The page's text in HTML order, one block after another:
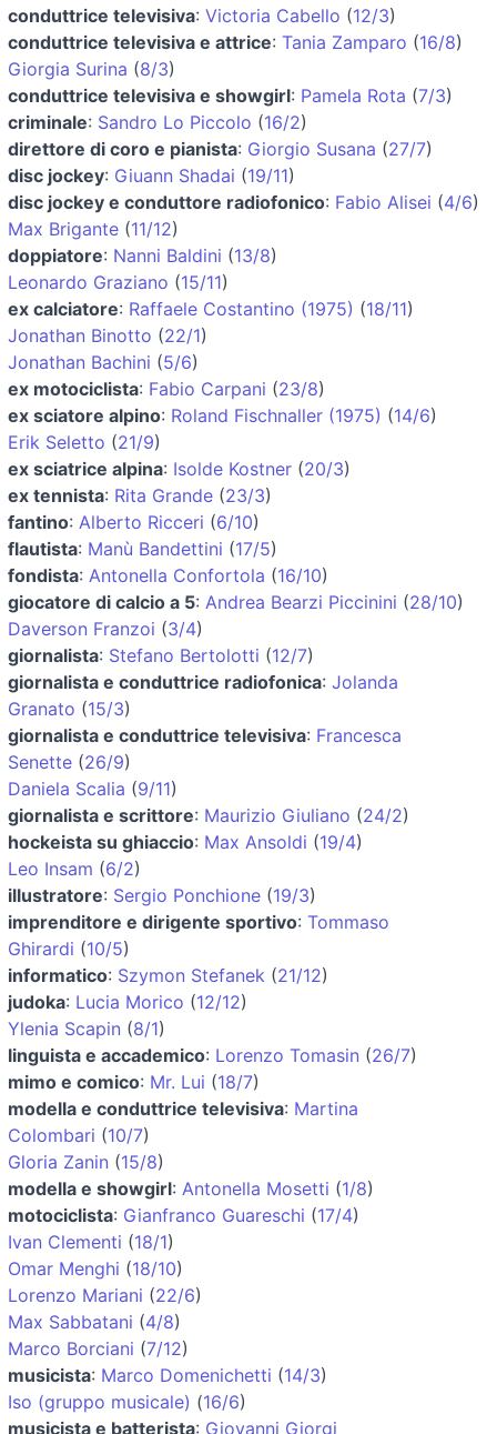
conduttrice televisiva: Victoria Cabello (12/3)
conduttrice televisiva e attrice: Tania Zamparo (16/8)
Giorgia Surina (8/3)
conduttrice televisiva e showgirl: Pamela Rota (7/3)
criminale: Sandro Lo Piccolo (16/2)
direttore di coro e pianista: Giorgio Susana (27/7)
disc jockey: Giuann Shadai (19/11)
disc jockey e conduttore radiofonico: Fabio Alisei (4/6)
Max Brigante (11/12)
doppiatore: Nanni Baldini (13/8)
Leonardo Graziano (15/11)
ex calciatore: Raffaele Costantino (1975) (18/11)
Jonathan Binotto (22/1)
Jonathan Bachini (5/6)
ex motociclista: Fabio Carpani (23/8)
ex sciatore alpino: Roland Fischnaller (1975) (14/6)
Erik Seletto (21/9)
ex sciatrice alpina: Isolde Kostner (20/3)
ex tennista: Rita Grande (23/3)
fantino: Alberto Ricceri (6/10)
flautista: Manù Bandettini (17/5)
fondista: Antonella Confortola (16/10)
giocatore di calcio a 5: Andrea Bearzi Piccinini (28/10)
Daverson Franzoi (3/4)
giornalista: Stefano Bertolotti (12/7)
giornalista e conduttrice radiofonica: Jolanda
Granato (15/3)
giornalista e conduttrice televisiva: Francesca
Senette (26/9)
Daniela Scalia (9/11)
giornalista e scrittore: Maurizio Giuliano (24/2)
hockeista su ghiaccio: Max Ansoldi (19/4)
Leo Insam (6/2)
illustratore: Sergio Ponchione (19/3)
imprenditore e dirigente sportivo: Tommaso
Ghirardi (10/5)
informatico: Szymon Stefanek (21/12)
judoka: Lucia Morico (12/12)
Ylenia Scapin (8/1)
linguista e accademico: Lorenzo Tomasin (26/7)
mimo e comico: Mr. Lui (18/7)
modella e conduttrice televisiva: Martina
Colombari (10/7)
Gloria Zanin (15/8)
modella e showgirl: Antonella Mosetti (1/8)
motociclista: Gianfranco Guareschi (17/4)
Ivan Clementi (18/1)
Omar Menghi (18/10)
Lorenzo Mariani (22/6)
Max Sabbatani (4/8)
Marco Borciani (7/12)
musicista: Marco Domenichetti (14/3)
Iso (gruppo musicale) (16/6)
musicista e batterista: Giovanni Giorgi